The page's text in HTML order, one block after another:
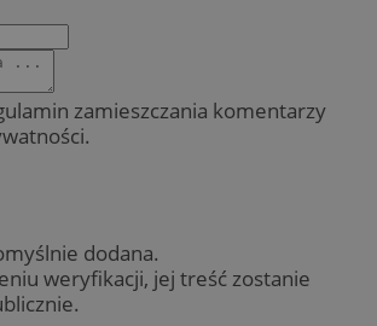
zamieszczania komentarzy
dodana.
weryfikacji, jej treść zostanie